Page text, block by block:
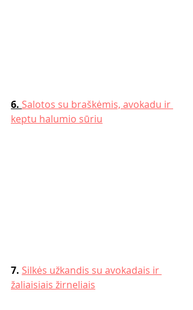
6. Salotos su braškėmis, avokadu ir
keptu halumio sūriu
7. Silkės užkandis su avokadais ir
žaliaisiais žirneliais